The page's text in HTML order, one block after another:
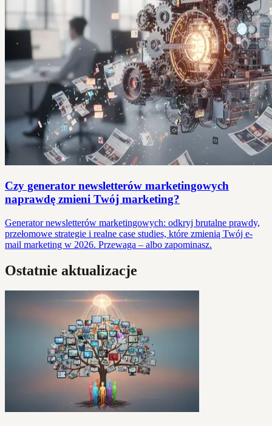
Czy generator newsletterów marketingowych
naprawdę zmieni Twój marketing?
Generator newsletterów marketingowych: odkryj brutalne prawdy,
przełomowe strategie i realne case studies, które zmienią Twój e-
mail marketing w 2026. Przewaga – albo zapominasz.
Ostatnie aktualizacje